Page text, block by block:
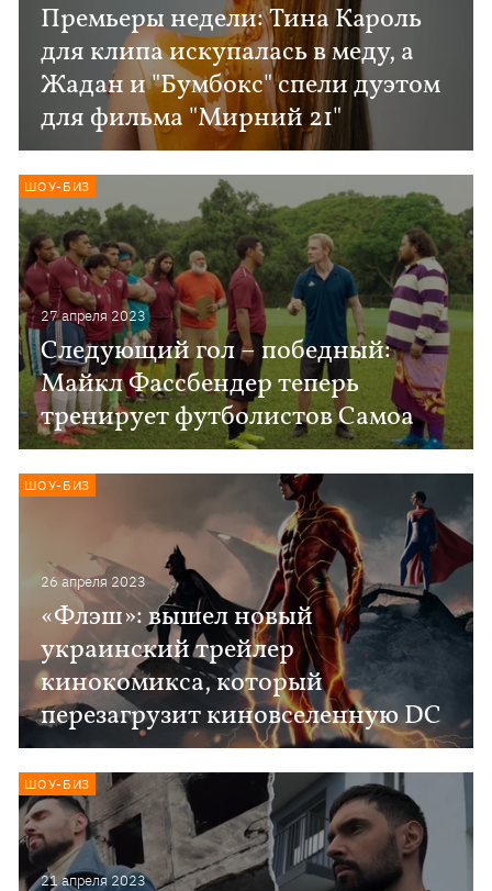
Премьеры недели: Тина Кароль
для клипа искупалась в меду, а
Жадан и "Бумбокс" спели дуэтом
для фильма "Мирний 21"
27 апреля 2023
Следующий гол – победный:
Майкл Фассбендер теперь
тренирует футболистов Самоа
ШОУ-БИЗ
26 апреля 2023
«Флэш»: вышел новый
украинский трейлер
кинокомикса, который
перезагрузит киновселенную DC
ШОУ-БИЗ
21 апреля 2023
ШОУ-БИЗ